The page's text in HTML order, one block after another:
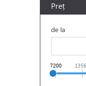
Preț
de la
7200